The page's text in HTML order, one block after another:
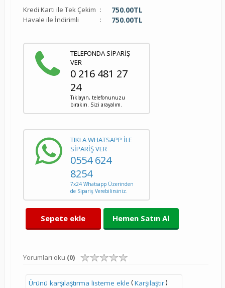
Kredi Kartı ile Tek Çekim : 750.00TL
Havale ile İndirimli : 750.00TL
TELEFONDA SİPARİŞ
VER
0 216 481 27
24
Tıklayın, telefonunuzu
bırakın. Sizi arayalım.
TIKLA WHATSAPP İLE
SİPARİŞ VER
0554 624
8254
7x24 Whatsapp Üzerinden
de Sipariş Verebilirsiniz.
Sepete ekle Hemen Satın Al
Yorumları oku (0)
Ürünü karşılaştırma listeme ekle (Karşılaştır)